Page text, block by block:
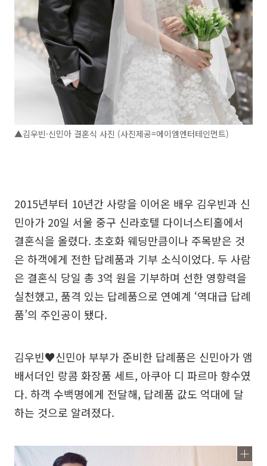
▲김우빈·신민아 결혼식 사진 (사진제공=에이엠엔터테인먼트)
2015년부터 10년간 사랑을 이어온 배우 김우빈과 신
민아가 20일 서울 중구 신라호텔 다이너스티홀에서
결혼식을 올렸다. 초호화 웨딩만큼이나 주목받은 것
은 하객에게 전한 답례품과 기부 소식이었다. 두 사람
은 결혼식 당일 총 3억 원을 기부하며 선한 영향력을
실천했고, 품격 있는 답례품으로 연예계 ‘역대급 답례
품’의 주인공이 됐다.
김우빈♥신민아 부부가 준비한 답례품은 신민아가 앰
배서더인 랑콤 화장품 세트, 아쿠아 디 파르마 향수였
다. 하객 수백명에게 전달해, 답례품 값도 억대에 달
하는 것으로 알려졌다.